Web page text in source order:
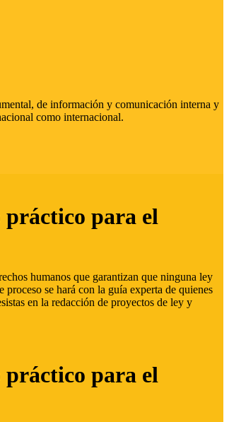
de información y comunicación interna y
como internacional.
práctico para el
humanos que garantizan que ninguna ley
se hará con la guía experta de quienes
en la redacción de proyectos de ley y
práctico para el